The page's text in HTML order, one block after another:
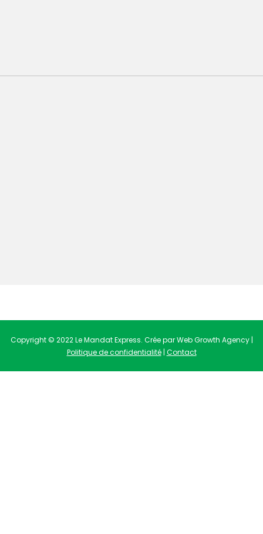
Copyright © 2022 Le Mandat Express. Crée par Web Growth Agency |
Politique de confidentialité| Contact